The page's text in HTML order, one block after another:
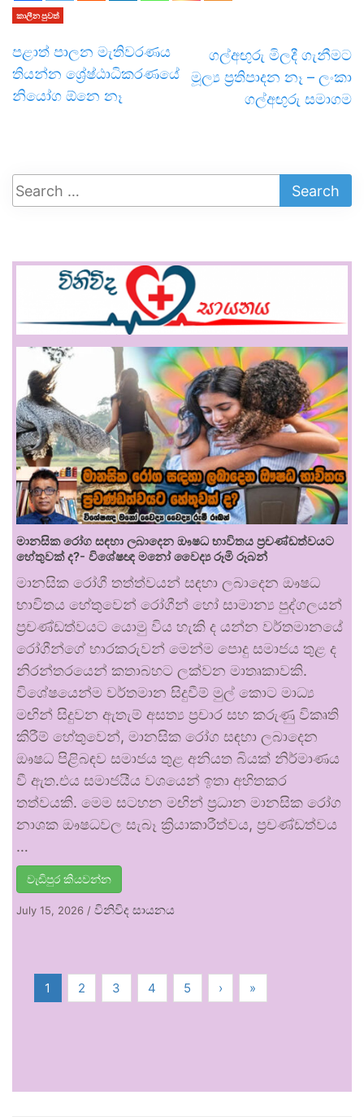
කාලීන පුවත්
පළාත් පාලන මැතිවරණය
තියන්න ශ්‍රේෂ්ඨාධිකරණයේ
නියෝග ඕනෙ නෑ
ගල්අඟුරු මිලදී ගැනීමට
මූල්‍ය ප්‍රතිපාදන නෑ – ලංකා
ගල්අඟුරු සමාගම
මානසික රෝග සඳහා ලබාදෙන ඖෂධ භාවිතය ප්‍රචණ්ඩත්වයට
හේතුවක් ද?- විශේෂඥ මනෝ වෛද්‍ය රූමි රූබන්
මානසික රෝගී තත්ත්වයන් සඳහා ලබාදෙන ඖෂධ
භාවිතය හේතුවෙන් රෝගීන් හෝ සාමාන්‍ය පුද්ගලයන්
ප්‍රචණ්ඩත්වයට යොමු විය හැකි ද යන්න වර්තමානයේ
රෝගීන්ගේ භාරකරුවන් මෙන්ම පොදු සමාජය තුළ ද
නිරන්තරයෙන් කතාබහට ලක්වන මාතෘකාවකි.
විශේෂයෙන්ම වර්තමාන සිදුවීම් මුල් කොට මාධ්‍ය
මඟින් සිදුවන ඇතැම් අසත්‍ය ප්‍රචාර සහ කරුණු විකෘති
කිරීම් හේතුවෙන්, මානසික රෝග සඳහා ලබාදෙන
ඖෂධ පිළිබඳව සමාජය තුළ අනියත බියක් නිර්මාණය
වී ඇත.එය සමාජයීය වශයෙන් ඉතා අහිතකර
තත්වයකි. මෙම සටහන මඟින් ප්‍රධාන මානසික රෝග
නාශක ඖෂධවල සැබෑ ක්‍රියාකාරීත්වය, ප්‍රචණ්ඩත්වය
…
වැඩිපුර කියවන්න
July 15, 2026 / විනිවිද සායනය
1 2 3 4 5 › »